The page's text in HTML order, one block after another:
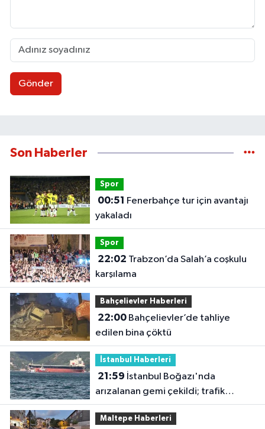
Gönder
Son Haberler
Spor
00:51
yakaladı
Spor
22:02
karşılama
Bahçelievler Haberleri
22:00Bahçelievler’de tahliye
edilen bina çöktü
İstanbul Haberleri
21:59
arızalanan gemi çekildi; trafik
yeniden açıldı
Maltepe Haberleri